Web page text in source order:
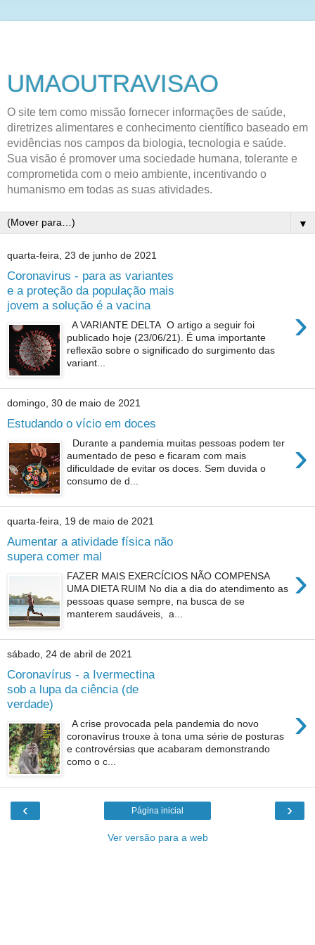
UMAOUTRAVISAO
O site tem como missão fornecer informações de saúde,
diretrizes alimentares e conhecimento científico baseado em
evidências nos campos da biologia, tecnologia e saúde.
Sua visão é promover uma sociedade humana, tolerante e
comprometida com o meio ambiente, incentivando o
humanismo em todas as suas atividades.
▼
quarta-feira, 23 de junho de 2021
Coronavirus - para as variantes
e a proteção da população mais
jovem a solução é a vacina
›
A VARIANTE DELTA O artigo a seguir foi
publicado hoje (23/06/21). É uma importante
reflexão sobre o significado do surgimento das
variant...
domingo, 30 de maio de 2021
Estudando o vício em doces
›
Durante a pandemia muitas pessoas podem ter
aumentado de peso e ficaram com mais
dificuldade de evitar os doces. Sem duvida o
consumo de d...
quarta-feira, 19 de maio de 2021
Aumentar a atividade física não
supera comer mal
›
FAZER MAIS EXERCÍCIOS NÃO COMPENSA
UMA DIETA RUIM No dia a dia do atendimento as
pessoas quase sempre, na busca de se
manterem saudáveis, a...
sábado, 24 de abril de 2021
Coronavírus - a Ivermectina
sob a lupa da ciência (de
verdade)
›
A crise provocada pela pandemia do novo
coronavírus trouxe à tona uma série de posturas
e controvérsias que acabaram demonstrando
como o c...
‹ ›
Página inicial
Ver versão para a web